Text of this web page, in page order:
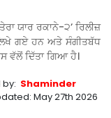
ਯਾਰ ਰਕਾਨੇ-੨’ ਰਿਲੀਜ਼
ਗਏ ਹਨ ਅਤੇ ਸੰਗੀਤਬੱਧ
ਵੱਲੋਂ ਦਿੱਤਾ ਗਿਆ ਹੈ।
by: Shaminder
May 27th 2026